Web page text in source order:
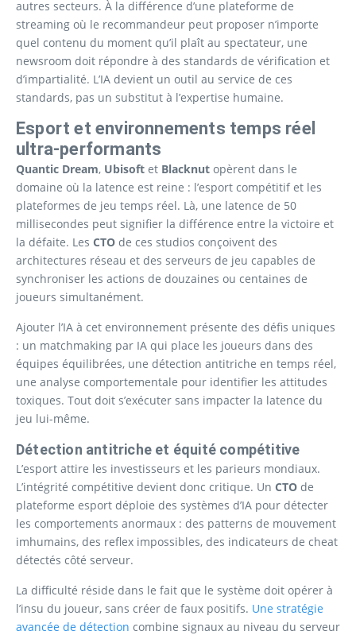
autres secteurs. À la différence d’une plateforme de
streaming où le recommandeur peut proposer n’importe
quel contenu du moment qu’il plaît au spectateur, une
newsroom doit répondre à des standards de vérification et
d’impartialité. L’IA devient un outil au service de ces
standards, pas un substitut à l’expertise humaine.
Esport et environnements temps réel
ultra-performants
Quantic Dream, Ubisoft et Blacknut opèrent dans le
domaine où la latence est reine : l’esport compétitif et les
plateformes de jeu temps réel. Là, une latence de 50
millisecondes peut signifier la différence entre la victoire et
la défaite. Les CTO de ces studios conçoivent des
architectures réseau et des serveurs de jeu capables de
synchroniser les actions de douzaines ou centaines de
joueurs simultanément.
Ajouter l’IA à cet environnement présente des défis uniques
: un matchmaking par IA qui place les joueurs dans des
équipes équilibrées, une détection antitriche en temps réel,
une analyse comportementale pour identifier les attitudes
toxiques. Tout doit s’exécuter sans impacter la latence du
jeu lui-même.
Détection antitriche et équité compétitive
L’esport attire les investisseurs et les parieurs mondiaux.
L’intégrité compétitive devient donc critique. Un CTO de
plateforme esport déploie des systèmes d’IA pour détecter
les comportements anormaux : des patterns de mouvement
imhumains, des reflex impossibles, des indicateurs de cheat
détectés côté serveur.
La difficulté réside dans le fait que le système doit opérer à
l’insu du joueur, sans créer de faux positifs. Une stratégie
avancée de détection combine signaux au niveau du serveur